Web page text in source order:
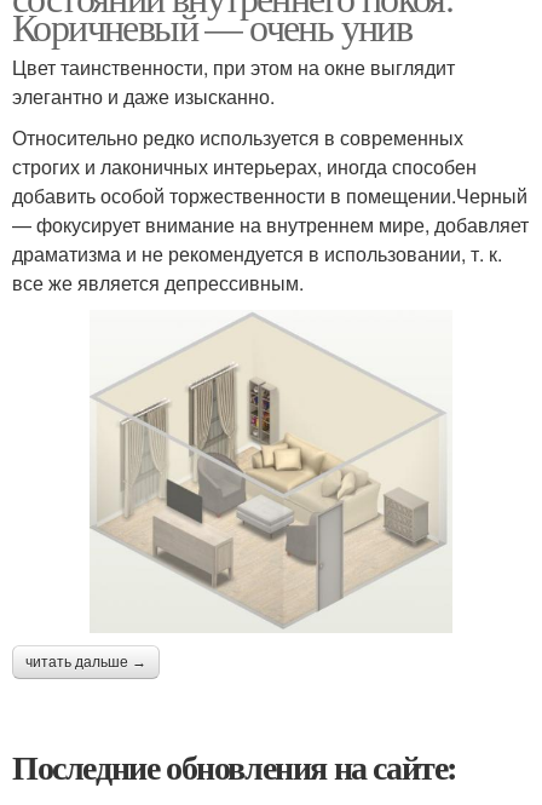
Коричневый — очень унив
Цвет таинственности, при этом на окне выглядит
элегантно и даже изысканно.
Относительно редко используется в современных
строгих и лаконичных интерьерах, иногда способен
добавить особой торжественности в помещении.Черный
— фокусирует внимание на внутреннем мире, добавляет
драматизма и не рекомендуется в использовании, т. к.
все же является депрессивным.
читать дальше →
Последние обновления на сайте: